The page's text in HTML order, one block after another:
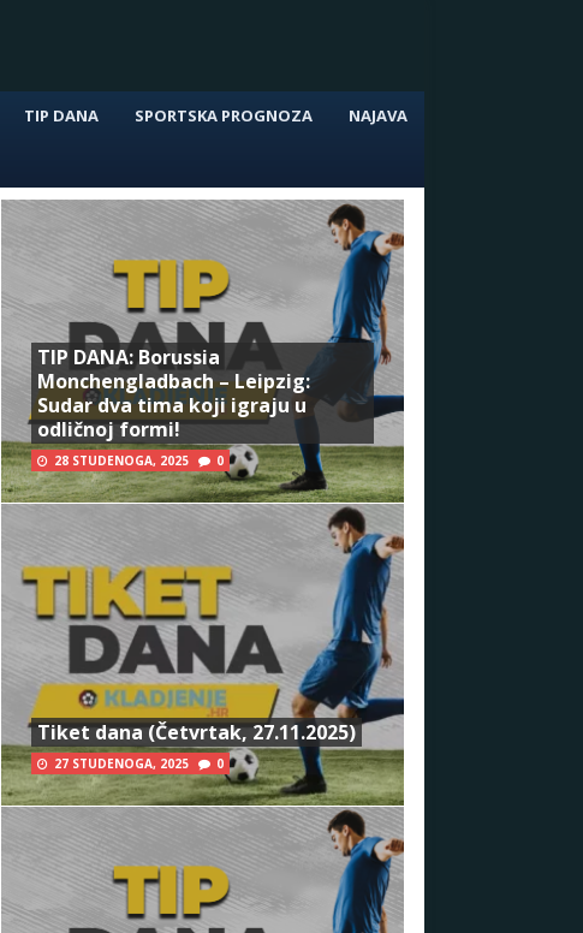
TIP DANA SPORTSKA PROGNOZA NAJAVA
TIP DANA: Borussia
Monchengladbach – Leipzig:
Sudar dva tima koji igraju u
odličnoj formi!
28 STUDENOGA, 2025 0
Tiket dana (Četvrtak, 27.11.2025)
27 STUDENOGA, 2025 0